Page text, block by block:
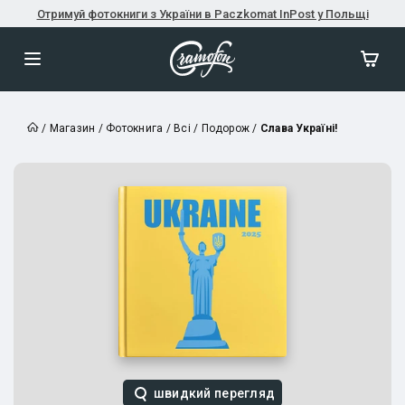
Отримуй фотокниги з України в Paczkomat InPost у Польщі
/ Магазин / Фотокнига / Всі / Подорож / Слава Україні!
швидкий перегляд